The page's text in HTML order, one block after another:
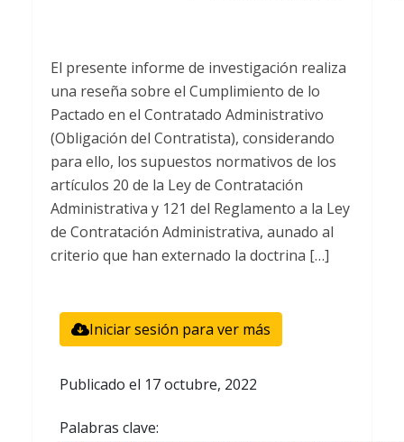
El presente informe de investigación realiza
una reseña sobre el Cumplimiento de lo
Pactado en el Contratado Administrativo
(Obligación del Contratista), considerando
para ello, los supuestos normativos de los
artículos 20 de la Ley de Contratación
Administrativa y 121 del Reglamento a la Ley
de Contratación Administrativa, aunado al
criterio que han externado la doctrina […]
Iniciar sesión para ver más
Publicado el 17 octubre, 2022
Palabras clave: